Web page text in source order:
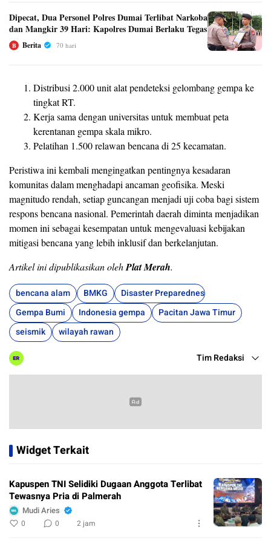
Dipecat, Dua Personel Polres Dumai Terlibat Narkoba
dan Mangkir 39 Hari: Kapolres Dumai Berlaku Tegas
B Berita 70 hari
Distribusi 2.000 unit alat pendeteksi gelombang gempa ke
tingkat RT.
Kerja sama dengan universitas untuk membuat peta
kerentanan gempa skala mikro.
Pelatihan 1.500 relawan bencana di 25 kecamatan.
Peristiwa ini kembali mengingatkan pentingnya kesadaran
komunitas dalam menghadapi ancaman geofisika. Meski
magnitudo rendah, setiap guncangan menjadi uji coba bagi sistem
respons bencana nasional. Pemerintah daerah diminta menjadikan
momen ini sebagai kesempatan untuk mengevaluasi kebijakan
mitigasi bencana yang lebih inklusif dan berkelanjutan.
Artikel ini dipublikasikan olehPlat Merah.
bencana alam BMKG
Disaster Preparedness
Gempa Bumi
Indonesia gempa
Pacitan Jawa Timur
seismik
wilayah rawan
Tim Redaksi
Widget Terkait
Kapuspen TNI Selidiki Dugaan Anggota Terlibat
Tewasnya Pria di Palmerah
Mudi Aries
0 0 2 jam